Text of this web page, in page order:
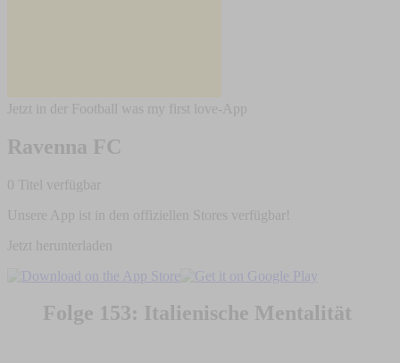
Jetzt in der Football was my first love-App
Ravenna FC
0 Titel verfügbar
Unsere App ist in den offiziellen Stores verfügbar!
Jetzt herunterladen
Folge 153: Italienische Mentalität